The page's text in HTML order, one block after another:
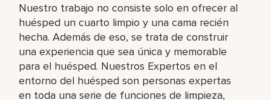
Nuestro trabajo no consiste solo en ofrecer al
huésped un cuarto limpio y una cama recién
hecha. Además de eso, se trata de construir
una experiencia que sea única y memorable
para el huésped. Nuestros Expertos en el
entorno del huésped son personas expertas
en toda una serie de funciones de limpieza,